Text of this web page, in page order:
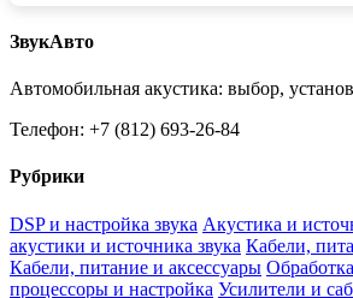
ЗвукАвто
Автомобильная акустика: выбор,
Телефон: +7 (812) 693-26-84
Рубрики
DSP и настройка звука Акустика и
акустики и источника звука Кабели,
Кабели, питание и аксессуары
процессоры и настройка Усилители и